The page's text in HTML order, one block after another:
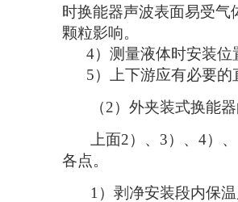
时换能器声波表面易受
颗粒影响。
4）测量液体时安装位
5）上下游应有必要的
（2）外夹装式换能器
上面2）、3）、4）、
各点。
1）剥净安装段内保温